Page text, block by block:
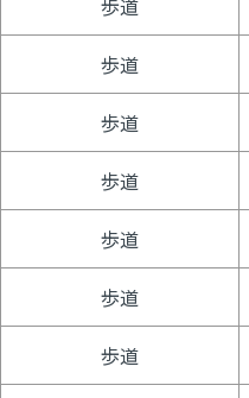
歩道
歩道
歩道
歩道
歩道
歩道
歩道